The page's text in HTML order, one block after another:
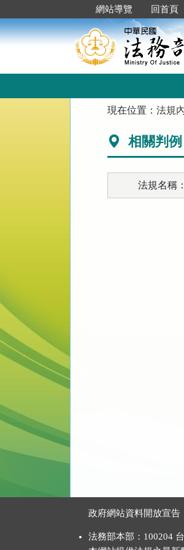
到
主
要
網站導覽 回首頁
現在位置：法規
相關判例
法規名稱：
政府網站資料開放宣告
法務部本部：100204